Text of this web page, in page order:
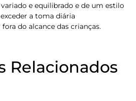
e equilibrado e de um estilo
a toma diária
do alcance das crianças.
Relacionados